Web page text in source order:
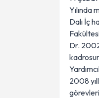
Yılında
Dalı İç
Dr.
2008